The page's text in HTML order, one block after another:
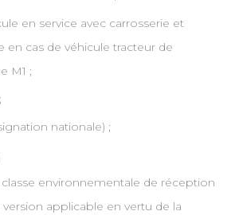
en service avec carrosserie et
en cas de véhicule tracteur de
M1 ;
nationale) ;
environnementale de réception
applicable en vertu de la